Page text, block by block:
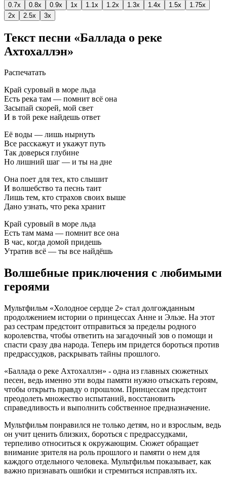
0.7x 0.8x 0.9x 1x 1.1x 1.2x 1.3x 1.4x 1.5x
1.75x
2x
2.5x 3x
Текст песни «Баллада о реке
Ахтохаллэн»
Распечатать
Край суровый в море льда
Есть река там — помнит всё она
Засыпай скорей, мой свет
И в той реке найдешь ответ
Её воды — лишь нырнуть
Все расскажут и укажут путь
Так доверься глубине
Но лишний шаг — и ты на дне
Она поет для тех, кто слышит
И волшебство та песнь таит
Лишь тем, кто страхов своих выше
Дано узнать, что река хранит
Край суровый в море льда
Есть там мама — помнит все она
В час, когда домой придешь
Утратив всё — ты все найдёшь
Волшебные приключения с любимыми
героями
Мультфильм «Холодное сердце 2» стал долгожданным
продолжением истории о принцессах Анне и Эльзе. На этот
раз сестрам предстоит отправиться за пределы родного
королевства, чтобы ответить на загадочный зов о помощи и
спасти сразу два народа. Теперь им придется бороться против
предрассудков, раскрывать тайны прошлого.
«Баллада о реке Ахтохаллэн» - одна из главных сюжетных
песен, ведь именно эти воды памяти нужно отыскать героям,
чтобы открыть правду о прошлом. Принцессам предстоит
преодолеть множество испытаний, восстановить
справедливость и выполнить собственное предназначение.
Мультфильм понравился не только детям, но и взрослым, ведь
он учит ценить близких, бороться с предрассудками,
терпеливо относиться к окружающим. Сюжет обращает
внимание зрителя на роль прошлого и памяти о нем для
каждого отдельного человека. Мультфильм показывает, как
важно признавать ошибки и стремиться исправлять их.